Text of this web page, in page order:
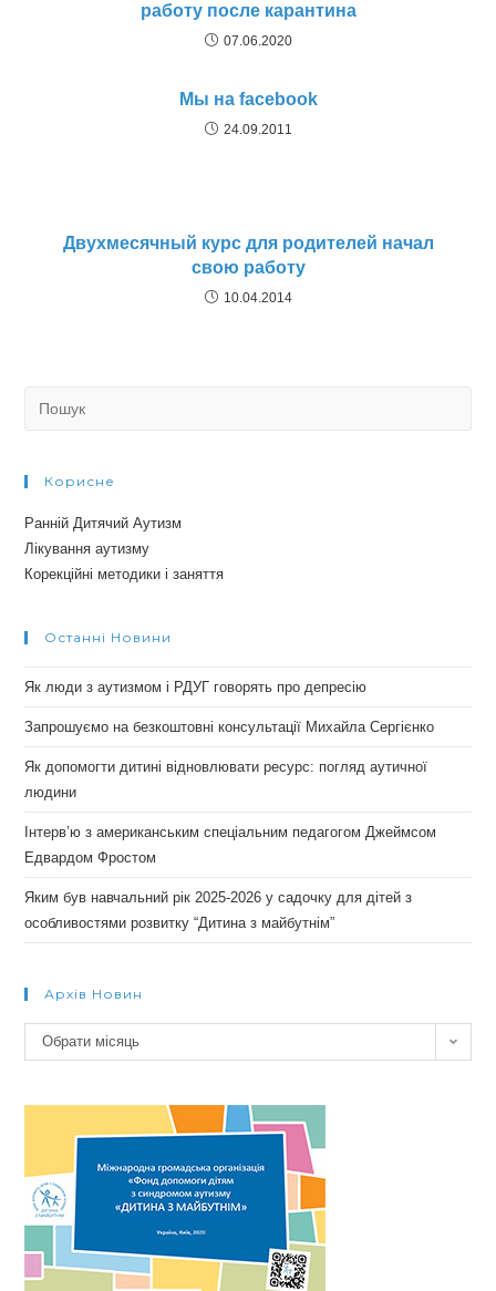
работу после карантина
07.06.2020
Мы на facebook
24.09.2011
Двухмесячный курс для родителей начал
свою работу
10.04.2014
Корисне
Ранній Дитячий Аутизм
Лікування аутизму
Корекційні методики і заняття
Останні Новини
Як люди з аутизмом і РДУГ говорять про депресію
Запрошуємо на безкоштовні консультації Михайла Сергієнко
Як допомогти дитині відновлювати ресурс: погляд аутичної
людини
Інтерв’ю з американським спеціальним педагогом Джеймсом
Едвардом Фростом
Яким був навчальний рік 2025-2026 у садочку для дітей з
особливостями розвитку “Дитина з майбутнім”
Архів Новин
Архів
новин
Обрати місяць